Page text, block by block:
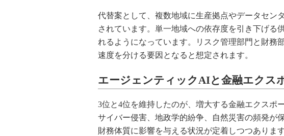
代替案として、複数地域に生産拠点やデータセン
されています。単一地域への依存度を引き下げる
れるようになっています。リスク管理部門と財務
速度を分ける要因となると想定されます。
エージェンティックAIと金融エクス
3位と4位を維持したのが、増大する金融エクスポ
サイバー侵害、地政学的紛争、自然災害の頻発が
財務体質に影響を与える状況が定着しつつあります